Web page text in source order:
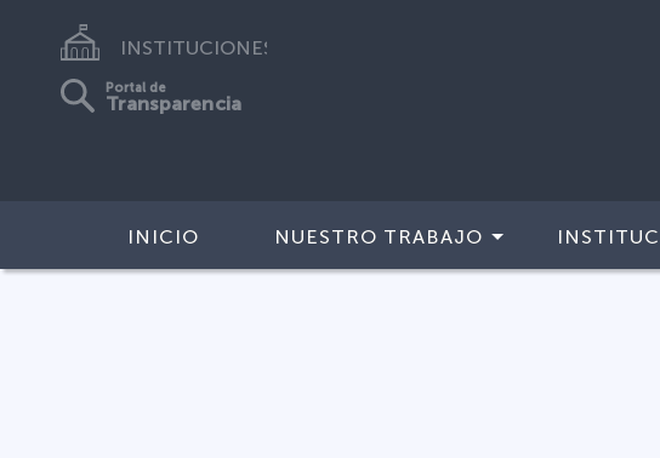
INSTITUCIONES
Portal de
Transparencia
INICIO NUESTRO TRABAJO